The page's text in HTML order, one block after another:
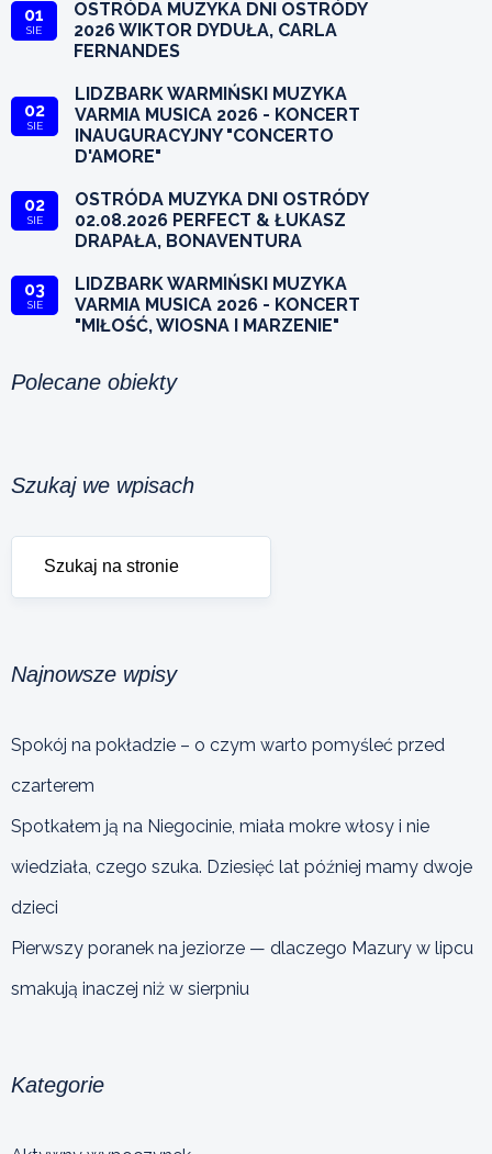
01
SIE
OSTRÓDA MUZYKA DNI OSTRÓDY
2026 WIKTOR DYDUŁA, CARLA
FERNANDES
02
SIE
LIDZBARK WARMIŃSKI MUZYKA
VARMIA MUSICA 2026 - KONCERT
INAUGURACYJNY "CONCERTO
D'AMORE"
02
SIE
OSTRÓDA MUZYKA DNI OSTRÓDY
02.08.2026 PERFECT & ŁUKASZ
DRAPAŁA, BONAVENTURA
03
SIE
LIDZBARK WARMIŃSKI MUZYKA
VARMIA MUSICA 2026 - KONCERT
"MIŁOŚĆ, WIOSNA I MARZENIE"
Polecane obiekty
Szukaj we wpisach
Najnowsze wpisy
Spokój na pokładzie – o czym warto pomyśleć przed
czarterem
Spotkałem ją na Niegocinie, miała mokre włosy i nie
wiedziała, czego szuka. Dziesięć lat później mamy dwoje
dzieci
Pierwszy poranek na jeziorze — dlaczego Mazury w lipcu
smakują inaczej niż w sierpniu
Kategorie